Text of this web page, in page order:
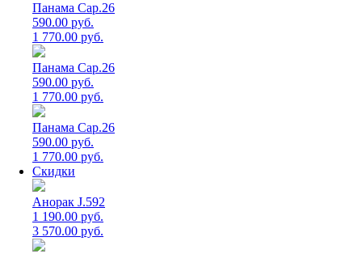
Панама Cap.26
590.00 руб.
1 770.00 руб.
Панама Cap.26
590.00 руб.
1 770.00 руб.
Панама Cap.26
590.00 руб.
1 770.00 руб.
Скидки
Анорак J.592
1 190.00 руб.
3 570.00 руб.